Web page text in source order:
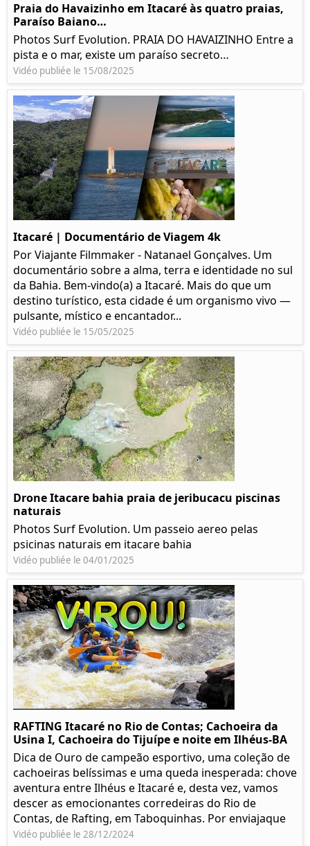
Praia do Havaizinho em Itacaré às quatro praias,
Paraíso Baiano…
Photos Surf Evolution. PRAIA DO HAVAIZINHO Entre a
pista e o mar, existe um paraíso secreto…
Vidéo publiée le 15/08/2025
Itacaré | Documentário de Viagem 4k
Por Viajante Filmmaker - Natanael Gonçalves. Um
documentário sobre a alma, terra e identidade no sul
da Bahia. Bem-vindo(a) a Itacaré. Mais do que um
destino turístico, esta cidade é um organismo vivo —
pulsante, místico e encantador...
Vidéo publiée le 15/05/2025
Drone Itacare bahia praia de jeribucacu piscinas
naturais
Photos Surf Evolution. Um passeio aereo pelas
psicinas naturais em itacare bahia
Vidéo publiée le 04/01/2025
RAFTING Itacaré no Rio de Contas; Cachoeira da
Usina I, Cachoeira do Tijuípe e noite em Ilhéus-BA
Dica de Ouro de campeão esportivo, uma coleção de
cachoeiras belíssimas e uma queda inesperada: chove
aventura entre Ilhéus e Itacaré e, desta vez, vamos
descer as emocionantes corredeiras do Rio de
Contas, de Rafting, em Taboquinhas. Por enviajaque
Vidéo publiée le 28/12/2024